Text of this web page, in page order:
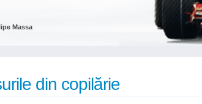
Massa
din copilărie